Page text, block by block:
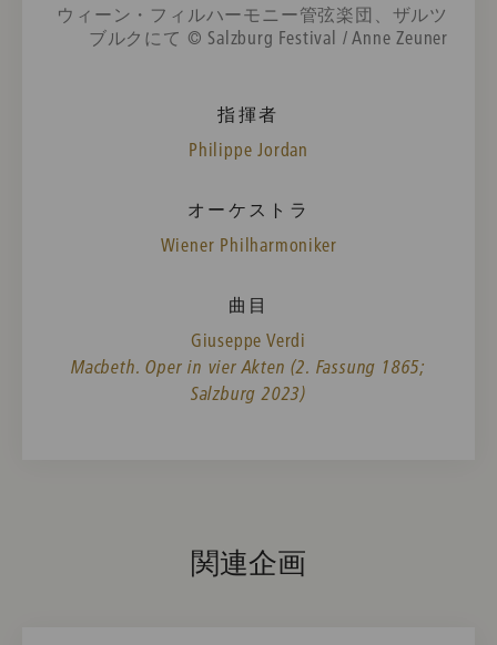
ウィーン・フィルハーモニー管弦楽団、ザルツ
ブルクにて © Salzburg Festival / Anne Zeuner
指揮者
Philippe Jordan
オーケストラ
Wiener Philharmoniker
曲目
Giuseppe Verdi
Macbeth. Oper in vier Akten (2. Fassung 1865;
Salzburg 2023)
関連企画